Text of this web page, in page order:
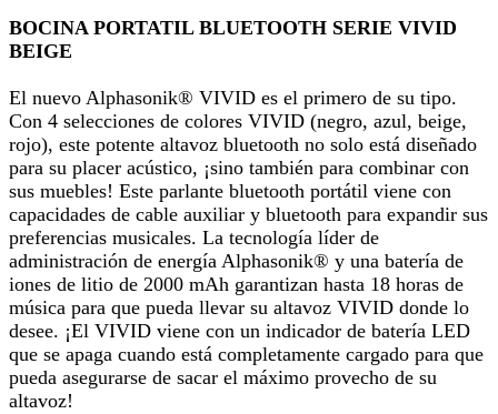
BOCINA PORTATIL BLUETOOTH SERIE VIVID
BEIGE
El nuevo Alphasonik® VIVID es el primero de su tipo.
Con 4 selecciones de colores VIVID (negro, azul, beige,
rojo), este potente altavoz bluetooth no solo está diseñado
para su placer acústico, ¡sino también para combinar con
sus muebles! Este parlante bluetooth portátil viene con
capacidades de cable auxiliar y bluetooth para expandir sus
preferencias musicales. La tecnología líder de
administración de energía Alphasonik® y una batería de
iones de litio de 2000 mAh garantizan hasta 18 horas de
música para que pueda llevar su altavoz VIVID donde lo
desee. ¡El VIVID viene con un indicador de batería LED
que se apaga cuando está completamente cargado para que
pueda asegurarse de sacar el máximo provecho de su
altavoz!